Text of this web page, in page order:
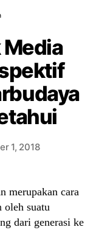
Media
1, 2018
merupakan cara
oleh suatu
dari generasi ke